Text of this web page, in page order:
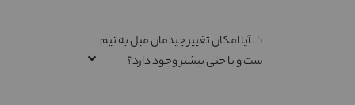
5 . آیا امکان تغییر چیدمان مبل به نیم
ست و یا حتی بیشتر وجود دارد؟